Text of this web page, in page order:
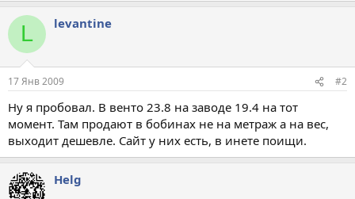
L levantine
17 Янв 2009 #2
Ну я пробовал. В венто 23.8 на заводе 19.4 на тот
момент. Там продают в бобинах не на метраж а на вес,
выходит дешевле. Сайт у них есть, в инете поищи.
Helg